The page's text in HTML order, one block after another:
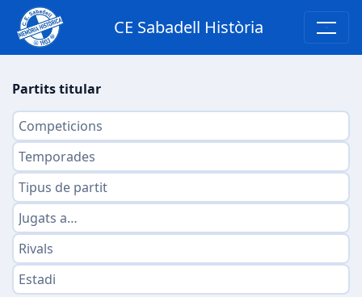
CE Sabadell Història
Partits titular